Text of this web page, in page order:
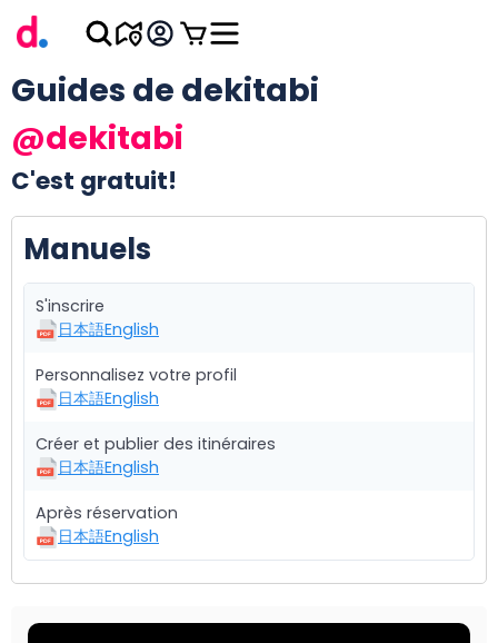
Guides de dekitabi
@dekitabi
C'est gratuit!
Manuels
S'inscrire
日本語English
Personnalisez votre profil
日本語English
Créer et publier des itinéraires
日本語English
Après réservation
日本語English